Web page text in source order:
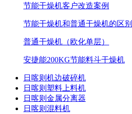
节能干燥机客户改造案例
节能干燥机和普通干燥机的区别
普通干燥机（欧化单层）
安捷能200KG节能料斗干燥机
日喀则机边破碎机
日喀则塑料上料机
日喀则金属分离器
日喀则混料机